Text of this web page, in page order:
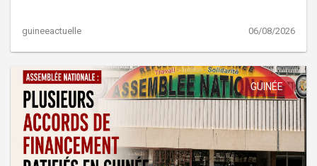
guineeactuelle 06/08/2026
GUINÉE